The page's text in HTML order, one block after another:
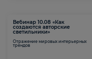
Вебинар 10.08 «Как
создаются авторские
светильники»
Отражение мировых интерьерных
трендов